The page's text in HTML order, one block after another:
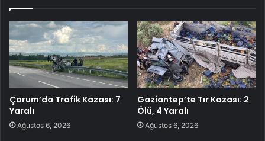
Çorum’da Trafik Kazası: 7
Yaralı
Ağustos 6, 2026
Gaziantep’te Tır Kazası: 2
Ölü, 4 Yaralı
Ağustos 6, 2026